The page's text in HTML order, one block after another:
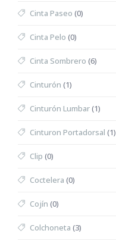
Cinta Paseo (0)
Cinta Pelo (0)
Cinta Sombrero (6)
Cinturón (1)
Cinturón Lumbar(1)
Cinturon Portadorsal (1)
Clip (0)
Coctelera (0)
Cojín (0)
Colchoneta (3)